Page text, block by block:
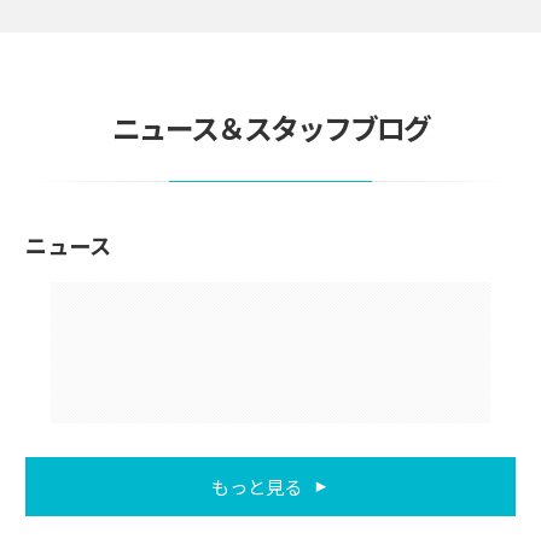
ニュース＆スタッフブログ
ニュース
もっと見る